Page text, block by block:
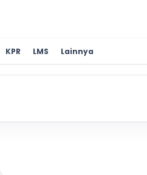
KPR LMS Lainnya